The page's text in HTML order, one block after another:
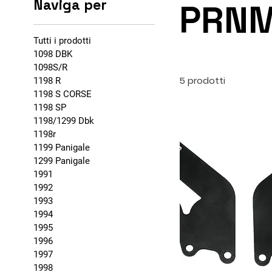
Naviga per
Tutti i prodotti
1098 DBK
1098S/R
1198 R
1198 S CORSE
1198 SP
1198/1299 Dbk
1198r
1199 Panigale
1299 Panigale
1991
1992
1993
1994
1995
1996
1997
1998
5 prodotti